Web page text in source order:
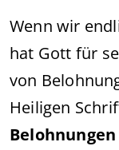
Wenn wir
hat Gott für
von
Heiligen
Belohnungen